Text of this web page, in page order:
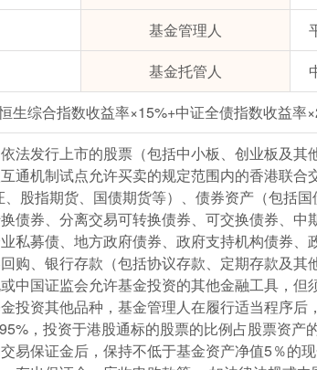
基金管理人
基金托管人
生综合指数收益率×15%+中证全债指数收益率
法发行上市的股票（包括中小板、创业板及
通机制试点允许买卖的规定范围内的香港联合
股指期货、国债期货等）、债券资产（包括国
债券、分离交易可转换债券、可交换债券、
私募债、地方政府债券、政府支持机构债券
购、银行存款（包括协议存款、定期存款及
中国证监会允许基金投资的其他金融工具，
投资其他品种，基金管理人在履行适当程序
，投资于港股通标的股票的比例占股票资产
易保证金后，保持不低于基金资产净值5％的